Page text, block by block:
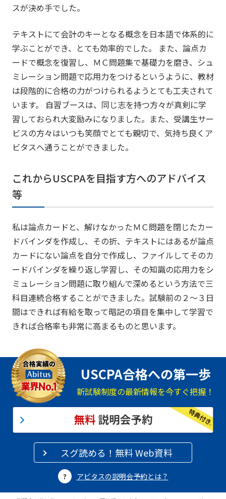
スが決め手でした。
テキストにて会計のキーとなる概念を日本語で体系的に
学ぶことができ、とても効率的でした。 また、論点カ
ードで概念を復習し、ＭＣ問題集で基礎力を磨き、シュ
ミレーション問題で応用力をつけるというように、教材
は段階的に合格の力がつけられるようとても工夫されて
います。 自習ブースは、同じ志を持つ方々が真剣に学
習しておられ大変励みになりました。また、受講生サー
ビスの方々はいつも笑顔でとても親切で、気持ち良くア
ビタスへ通うことができました。
これからUSCPAを目指す方へのアドバイス
等
私は論点カードと、解けなかったＭＣ問題を閉じたカー
ドバインダを作成し、その折、テキストにはあるが論点
カードにない論点を自分で作成し、ファイルしてそのカ
ードバインダを繰り返し学習し、その知識の応用力をシ
ミュレーション問題に取り組んで深めるという方法で三
科目連続合格することができました。試験前の２～３日
間はできれば有給を取って暗記の項目を集中して学習で
きれば合格率も非常に高まるものと思います。
USCPA合格への第一歩
新試験制度の最新情報を今すぐ把握！
スグ読める！無料 Web資料
アビタスの説明会予約とは？